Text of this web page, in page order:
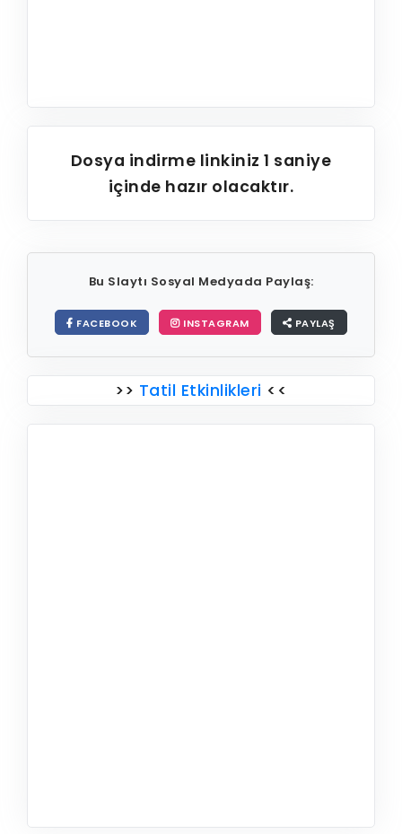
Dosya indirme linkiniz1 saniye
içinde hazır olacaktır.
Bu Slaytı Sosyal Medyada Paylaş:
FACEBOOK INSTAGRAM PAYLAŞ
>> Tatil Etkinlikleri <<